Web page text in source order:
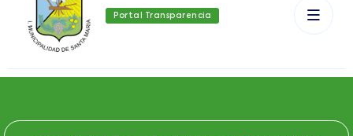
Portal Transparencia